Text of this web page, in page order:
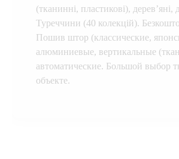
(тканинні, пластикові),
Туреччини (40 колекцій).
Пошив штор (классические,
алюминиевые, вертикальные
автоматические. Большой выбор
объекте.